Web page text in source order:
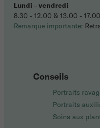
Conseils
Portraits
Portraits
Soins aux
Lundi –vendredi
8.30 - 12.00 & 13.00 - 17.00
Remarque importante: